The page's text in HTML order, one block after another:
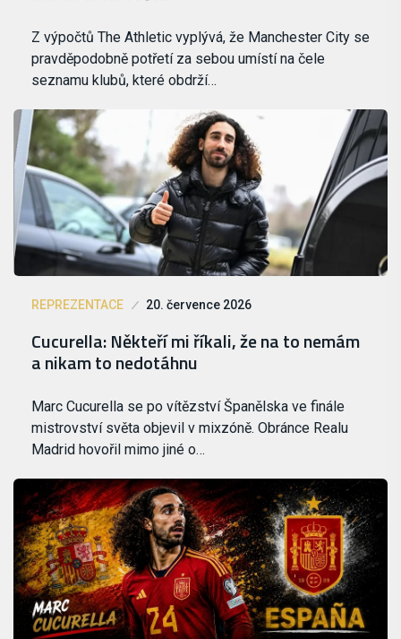
Z výpočtů The Athletic vyplývá, že Manchester City se
pravděpodobně potřetí za sebou umístí na čele
seznamu klubů, které obdrží…
REPREZENTACE 20. července 2026
Cucurella: Někteří mi říkali, že na to nemám
a nikam to nedotáhnu
Marc Cucurella se po vítězství Španělska ve finále
mistrovství světa objevil v mixzóně. Obránce Realu
Madrid hovořil mimo jiné o…